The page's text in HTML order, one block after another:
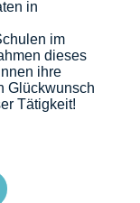
in
im
dieses
ihre
Glückwunsch
Tätigkeit!